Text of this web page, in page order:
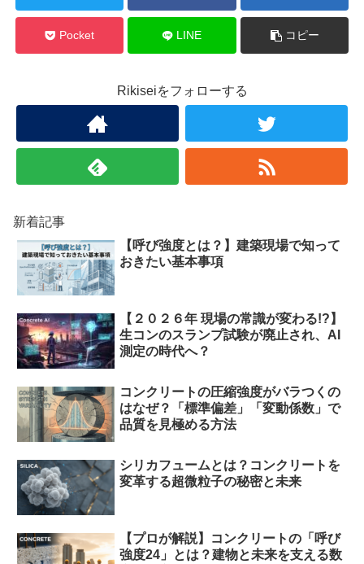
Pocket LINE コピー
Rikiseiをフォローする
新着記事
【呼び強度とは？】建築現場で知って
おきたい基本事項
【２０２６年 現場の常識が変わる!?】
生コンのスランプ試験が廃止され、AI
測定の時代へ？
コンクリートの圧縮強度がバラつくの
はなぜ？「標準偏差」「変動係数」で
品質を見極める方法
シリカフュームとは？コンクリートを
変革する超微粒子の秘密と未来
【プロが解説】コンクリートの「呼び
強度24」とは？建物と未来を支える数